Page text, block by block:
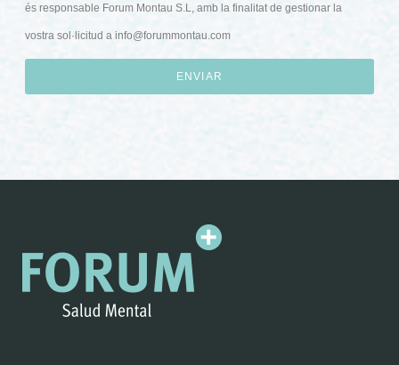
és responsable Forum Montau S.L, amb la finalitat de gestionar la
vostra sol·licitud ainfo@forummontau.com
ENVIAR